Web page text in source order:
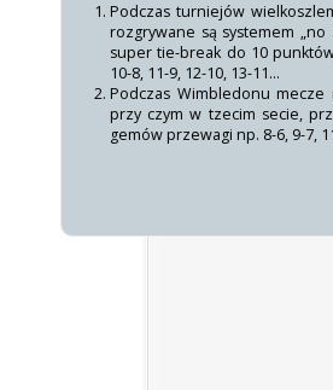
Podczas turniejów
rozgrywane są systemem
super tie-break do 10
10-8, 11-9, 12-10, 13-11…
Podczas Wimbledonu
przy czym w tzecim secie,
gemów przewagi np. 8-6, 9-7,